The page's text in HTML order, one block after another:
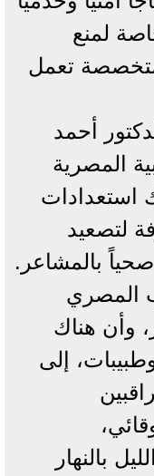
لمنع
تعمل
أحمد
المصرية
استعدادات
لتصعيد
بالمشاعر.
المصري
وأن هناك
205 أطباء وطبيبات، إلى
بالنهار